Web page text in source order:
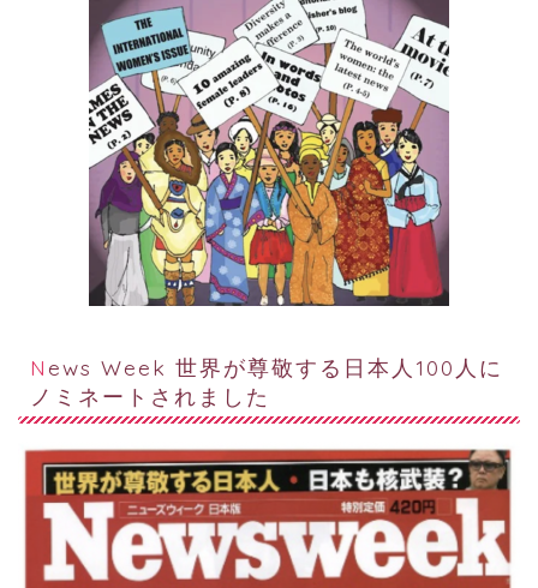
News Week 世界が尊敬する日本人100人に
ノミネートされました